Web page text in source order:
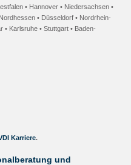
• Hannover • Niedersachsen•
• Düsseldorf • Nordrhein-
• Karlsruhe• Stuttgart• Baden-
Karriere.
und